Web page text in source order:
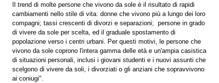
Il trend di molte persone che vivono da sole è il risultato di rapidi
cambiamenti nello stile di vita: donne che vivono più a lungo dei loro
compagni; tassi crescenti di divorzi e separazioni; persone in grado
di vivere da sole per scelta, ed il graduale spostamento di
popolazione verso i centri urbani. Per questi motivi, le persone che
vivono da sole coprono l'intera gamma delle età e un'ampia casistica
di situazioni personali, inclusi i giovani studenti e i nuovi assunti che
scelgono di vivere da soli, i divorziati o gli anziani che sopravvivono
ai coniugi".